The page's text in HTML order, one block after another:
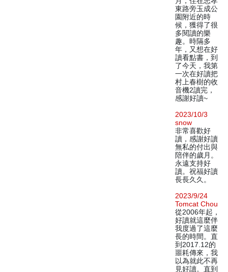
東路旁玉成公
園附近的時
候，獲得了很
多閱讀的樂
趣。時隔多
年，又想在好
讀看點書，到
了今天，我第
一次在好讀把
村上春樹的收
音機2讀完，
感謝好讀~
2023/10/3
snow
非常喜歡好
讀，感謝好讀
無私的付出與
陪伴的歲月。
永遠支持好
讀。祝福好讀
長長久久。
2023/9/24
Tomcat Chou
從2006年起，
好讀就這麼伴
我度過了這麼
長的時間。直
到2017.12的
噩耗傳來，我
以為就此不再
見好讀。直到